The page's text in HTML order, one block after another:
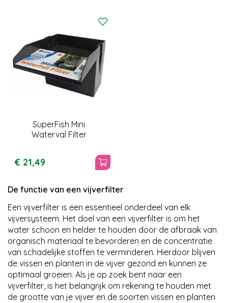
SuperFish Mini
Waterval Filter
€ 21,49
De functie van een vijverfilter
Een vijverfilter is een essentieel onderdeel van elk
vijversysteem. Het doel van een vijverfilter is om het
water schoon en helder te houden door de afbraak van
organisch materiaal te bevorderen en de concentratie
van schadelijke stoffen te verminderen. Hierdoor blijven
de vissen en planten in de vijver gezond en kunnen ze
optimaal groeien. Als je op zoek bent naar een
vijverfilter, is het belangrijk om rekening te houden met
de grootte van je vijver en de soorten vissen en planten